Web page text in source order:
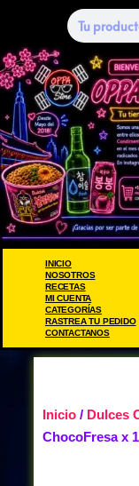
INICIO
NOSOTROS
RECETAS
MI CUENTA
CATEGORÍAS
RASTREA TU PEDIDO
CONTACTANOS
Inicio / Dulces
ChocoFresa x